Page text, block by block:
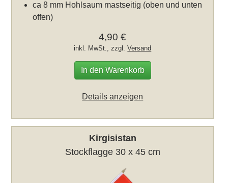
ca 8 mm Hohlsaum mastseitig (oben und unten
offen)
4,90 €
inkl. MwSt., zzgl.Versand
In den Warenkorb
Details anzeigen
Kirgisistan
Stockflagge 30 x 45 cm